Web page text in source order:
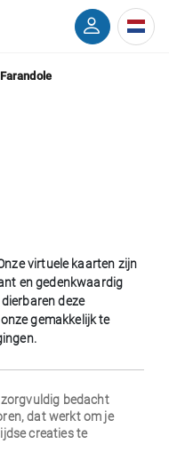
Farandole
virtuele kaarten zijn
en gedenkwaardig
deze
gemakkelijk te
bedacht
dat werkt om je
creaties te